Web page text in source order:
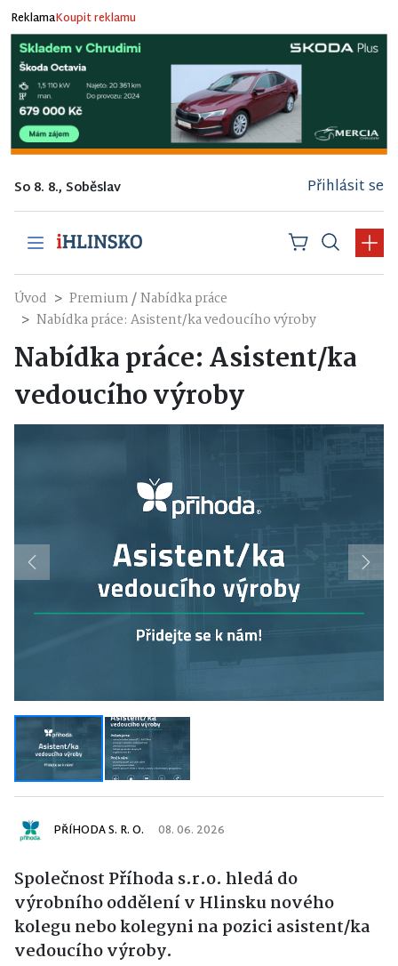
ReklamaKoupit reklamu
So 8. 8., Soběslav Přihlásit se
Úvod Premium/Nabídka práce
Nabídka práce: Asistent/ka vedoucího výroby
Nabídka práce: Asistent/ka
vedoucího výroby
Previous Next
PŘÍHODA S. R. O. 08. 06. 2026
Společnost Příhoda s.r.o. hledá do
výrobního oddělení v Hlinsku nového
kolegu nebo kolegyni na pozici asistent/ka
vedoucího výroby.